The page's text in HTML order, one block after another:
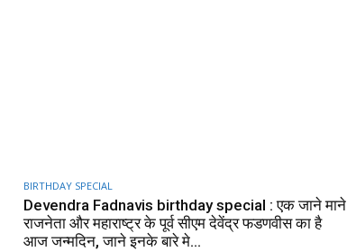
BIRTHDAY SPECIAL
Devendra Fadnavis birthday special : एक जाने माने
राजनेता और महाराष्ट्र के पूर्व सीएम देवेंद्र फडणवीस का है
आज जन्मदिन, जाने इनके बारे मे...